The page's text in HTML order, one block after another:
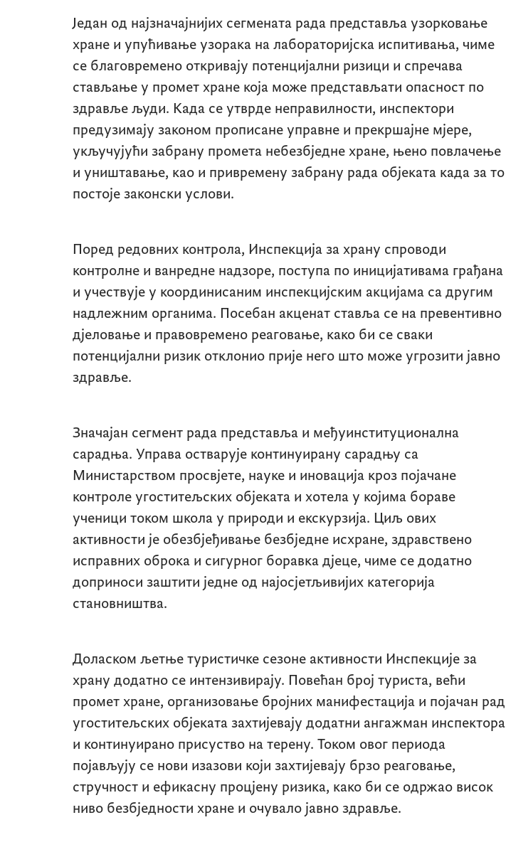
Један од најзначајнијих сегмената рада представља узорковање
хране и упућивање узорака на лабораторијска испитивања, чиме
се благовремено откривају потенцијални ризици и спречава
стављање у промет хране која може представљати опасност по
здравље људи. Када се утврде неправилности, инспектори
предузимају законом прописане управне и прекршајне мјере,
укључујући забрану промета небезбједне хране, њено повлачење
и уништавање, као и привремену забрану рада објеката када за то
постоје законски услови.
Поред редовних контрола, Инспекција за храну спроводи
контролне и ванредне надзоре, поступа по иницијативама грађана
и учествује у координисаним инспекцијским акцијама са другим
надлежним органима. Посебан акценат ставља се на превентивно
дјеловање и правовремено реаговање, како би се сваки
потенцијални ризик отклонио прије него што може угрозити јавно
здравље.
Значајан сегмент рада представља и међуинституционална
сарадња. Управа остварује континуирану сарадњу са
Министарством просвјете, науке и иновација кроз појачане
контроле угоститељских објеката и хотела у којима бораве
ученици током школа у природи и екскурзија. Циљ ових
активности је обезбјеђивање безбједне исхране, здравствено
исправних оброка и сигурног боравка дјеце, чиме се додатно
доприноси заштити једне од најосјетљивијих категорија
становништва.
Доласком љетње туристичке сезоне активности Инспекције за
храну додатно се интензивирају. Повећан број туриста, већи
промет хране, организовање бројних манифестација и појачан рад
угоститељских објеката захтијевају додатни ангажман инспектора
и континуирано присуство на терену. Током овог периода
појављују се нови изазови који захтијевају брзо реаговање,
стручност и ефикасну процјену ризика, како би се одржао висок
ниво безбједности хране и очувало јавно здравље.